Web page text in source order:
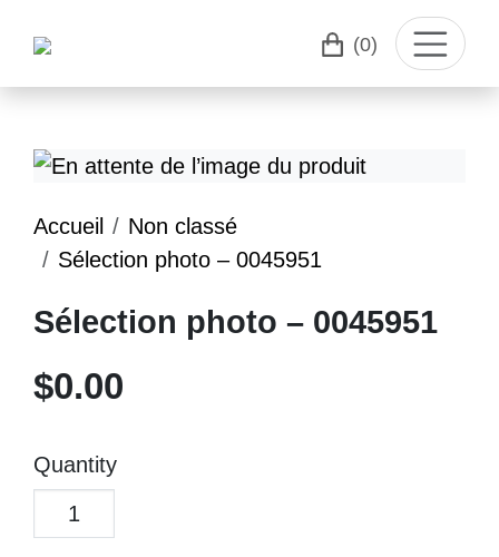
(0)
Accueil
Non classé
Sélection photo – 0045951
Sélection photo – 0045951
$0.00
Quantity